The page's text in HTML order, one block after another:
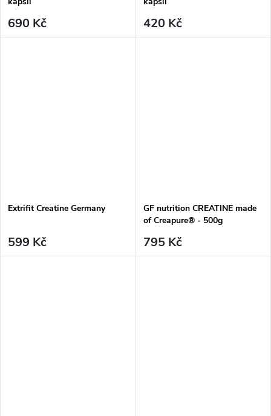
690 Kč 420 Kč
Extrifit Creatine Germany
599 Kč
GF nutrition CREATINE made
of Creapure® - 500g
795 Kč